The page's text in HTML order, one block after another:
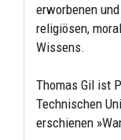
erworbenen
religiösen,
Wissens.
Thomas Gil ist
Technischen
erschienen